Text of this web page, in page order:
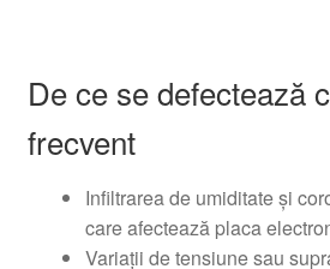
De ce se defectează
frecvent
Infiltrarea de umiditate și
care afectează placa
Variații de tensiune sau